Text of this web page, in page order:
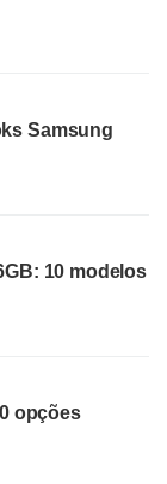
Samsung
10 modelos
opções